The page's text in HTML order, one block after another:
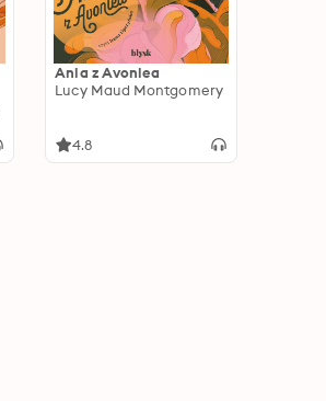
Ania z Avonlea
Lucy Maud Montgomery
4.8